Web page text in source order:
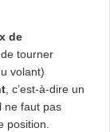
de
tourner
volant)
, c’est-à-dire un
ne faut pas
position.